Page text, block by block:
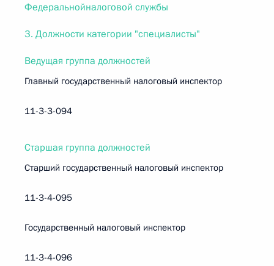
Федеральнойналоговой службы
3. Должности категории "специалисты"
Ведущая группа должностей
Главный государственный налоговый инспектор
11-3-3-094
Старшая группа должностей
Старший государственный налоговый инспектор
11-3-4-095
Государственный налоговый инспектор
11-3-4-096